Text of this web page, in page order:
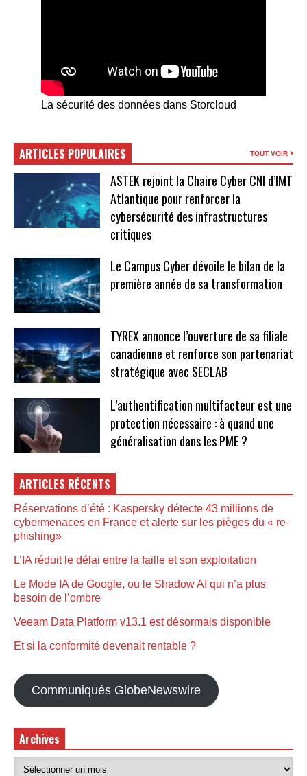
La sécurité des données dans Storcloud
ARTICLES POPULAIRES TOUT VOIR
ASTEK rejoint la Chaire Cyber CNI d’IMT
Atlantique pour renforcer la
cybersécurité des infrastructures
critiques
Le Campus Cyber dévoile le bilan de la
première année de sa transformation
TYREX annonce l’ouverture de sa filiale
canadienne et renforce son partenariat
stratégique avec SECLAB
L’authentification multifacteur est une
protection nécessaire : à quand une
généralisation dans les PME ?
ARTICLES RÉCENTS
Réservations d’été : Kaspersky détecte 43 millions de
cybermenaces en France et alerte sur les pièges du « re-
phishing»
L’IA réduit le délai entre la faille et son exploitation
Le Mode IA de Google, ou le Shadow AI qui n’a plus
besoin de l’ombre
Veeam Data Platform v13.1 est désormais disponible
Et si la conformité devenait rentable ?
Communiqués GlobeNewswire
Archives